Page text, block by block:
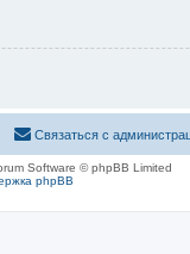
Связаться с
Software © phpBB Limited
phpBB